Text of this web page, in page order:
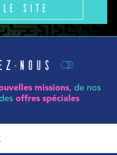
le site
nous
missions, de nos
offres spéciales